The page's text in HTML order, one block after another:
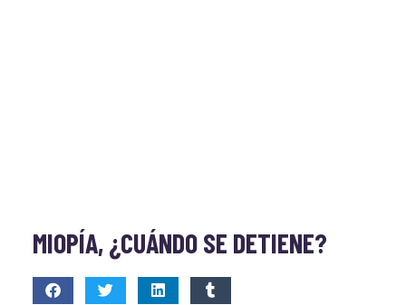
MIOPÍA, ¿CUÁNDO SE DETIENE?